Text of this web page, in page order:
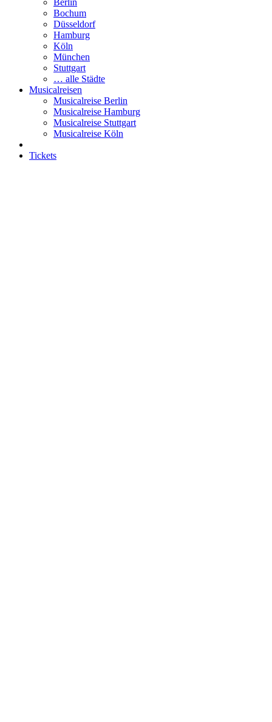
Berlin
Bochum
Düsseldorf
Hamburg
Köln
München
Stuttgart
… alle Städte
Musicalreisen
Musicalreise Berlin
Musicalreise Hamburg
Musicalreise Stuttgart
Musicalreise Köln
Tickets